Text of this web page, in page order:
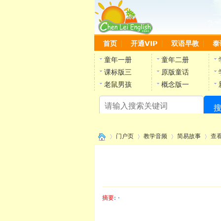
首页 开通VIP 双语早教 泰
童年一册 童年二册
课标版三
原版童话
老鼠男孩
概念版一
门户页 教学音频 简易故事 查
摘要: ·